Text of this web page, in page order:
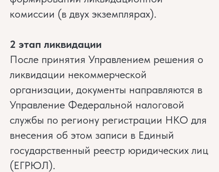
комиссии (в двух экземплярах).
2 этап ликвидации
После принятия Управлением решения о
ликвидации некоммерческой
организации, документы направляются в
Управление Федеральной налоговой
службы по региону регистрации НКО для
внесения об этом записи в Единый
государственный реестр юридических лиц
(ЕГРЮЛ).